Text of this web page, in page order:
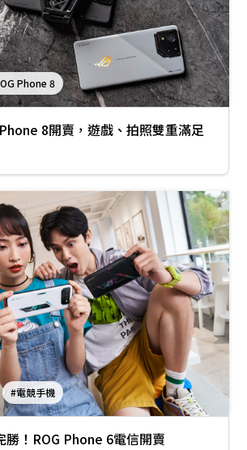
Phone 8
8開賣，遊戲、拍照雙重滿足
#電競手機
勝！ROG Phone 6電信開賣